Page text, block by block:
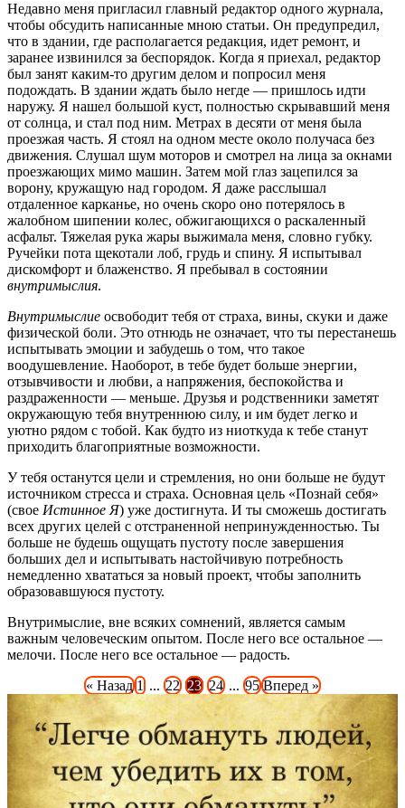
Недавно меня пригласил главный редактор одного журнала,
чтобы обсудить написанные мною статьи. Он предупредил,
что в здании, где располагается редакция, идет ремонт, и
заранее извинился за беспорядок. Когда я приехал, редактор
был занят каким-то другим делом и попросил меня
подождать. В здании ждать было негде — пришлось идти
наружу. Я нашел большой куст, полностью скрывавший меня
от солнца, и стал под ним. Метрах в десяти от меня была
проезжая часть. Я стоял на одном месте около получаса без
движения. Слушал шум моторов и смотрел на лица за окнами
проезжающих мимо машин. Затем мой глаз зацепился за
ворону, кружащую над городом. Я даже расслышал
отдаленное карканье, но очень скоро оно потерялось в
жалобном шипении колес, обжигающихся о раскаленный
асфальт. Тяжелая рука жары выжимала меня, словно губку.
Ручейки пота щекотали лоб, грудь и спину. Я испытывал
дискомфорт и блаженство. Я пребывал в состоянии
внутримыслия.
Внутримыслие освободит тебя от страха, вины, скуки и даже
физической боли. Это отнюдь не означает, что ты перестанешь
испытывать эмоции и забудешь о том, что такое
воодушевление. Наоборот, в тебе будет больше энергии,
отзывчивости и любви, а напряжения, беспокойства и
раздраженности — меньше. Друзья и родственники заметят
окружающую тебя внутреннюю силу, и им будет легко и
уютно рядом с тобой. Как будто из ниоткуда к тебе станут
приходить благоприятные возможности.
У тебя останутся цели и стремления, но они больше не будут
источником стресса и страха. Основная цель «Познай себя»
(свое Истинное Я) уже достигнута. И ты сможешь достигать
всех других целей с отстраненной непринужденностью. Ты
больше не будешь ощущать пустоту после завершения
больших дел и испытывать настойчивую потребность
немедленно хвататься за новый проект, чтобы заполнить
образовавшуюся пустоту.
Внутримыслие, вне всяких сомнений, является самым
важным человеческим опытом. После него все остальное —
мелочи. После него все остальное — радость.
« Назад 1 ... 22 23 24 ... 95 Вперед »